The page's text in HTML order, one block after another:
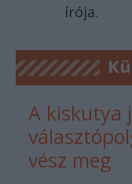
írója.
A kiskutya
vész meg